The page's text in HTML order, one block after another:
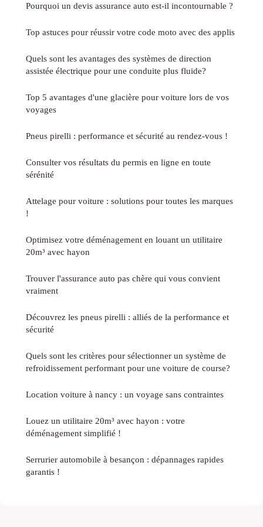
Pourquoi un devis assurance auto est-il incontournable ?
Top astuces pour réussir votre code moto avec des applis
Quels sont les avantages des systèmes de direction
assistée électrique pour une conduite plus fluide?
Top 5 avantages d'une glacière pour voiture lors de vos
voyages
Pneus pirelli : performance et sécurité au rendez-vous !
Consulter vos résultats du permis en ligne en toute
sérénité
Attelage pour voiture : solutions pour toutes les marques
!
Optimisez votre déménagement en louant un utilitaire
20m³ avec hayon
Trouver l'assurance auto pas chère qui vous convient
vraiment
Découvrez les pneus pirelli : alliés de la performance et
sécurité
Quels sont les critères pour sélectionner un système de
refroidissement performant pour une voiture de course?
Location voiture à nancy : un voyage sans contraintes
Louez un utilitaire 20m³ avec hayon : votre
déménagement simplifié !
Serrurier automobile à besançon : dépannages rapides
garantis !